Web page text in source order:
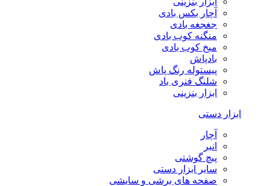
آچار بکس بادی
جغجغه بادی
منگنه کوب بادی
میخ کوب بادی
بادپاش
پیستوله رنگ پاش
شلنگ فنری باد
ابزار بنزینی
ابزار دستی
آچار
انبر
پیچ گوشتی
سایر ابزار دستی
صفحه های برشی و سایشی